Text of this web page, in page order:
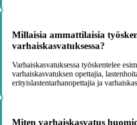
Millaisia ammattilaisia
varhaiskasvatuksessa?
Varhaiskasvatuksessa työskentelee
varhaiskasvatuksen opettajia,
erityislastentarhanopettajia ja
Miten varhaiskasvatus